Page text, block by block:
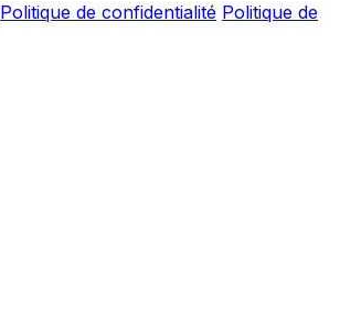
Politique de confidentialité Politique de